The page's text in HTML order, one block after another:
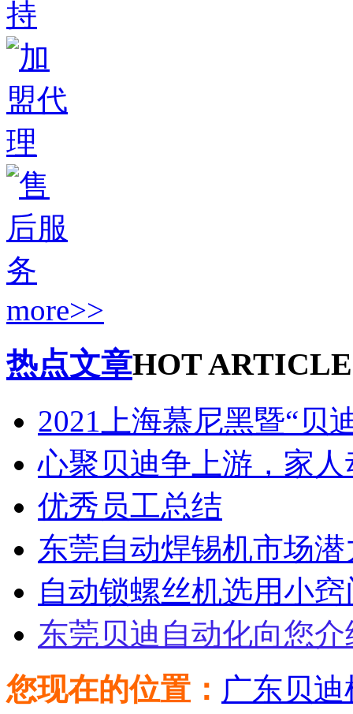
more>>
热点文章HOT ARTICLE
2021上海慕尼黑暨“贝
心聚贝迪争上游，家
优秀员工总结
东莞自动焊锡机市场
自动锁螺丝机选用小窍
东莞贝迪自动化向您
您现在的位置： 广东贝